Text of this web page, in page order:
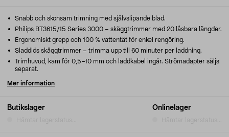
Butikslager Onlinelager
Snabb och skonsam trimning med självslipande blad.
Philips BT3615/15 Series 3000 – skäggtrimmer med 20 låsbara längder.
Ergonomiskt grepp och 100 % vattentät för enkel rengöring.
Sladdlös skäggtrimmer – trimma upp till 60 minuter per laddning.
Trimhuvud, kam för 0,5–10 mm och laddkabel ingår. Strömadapter säljs
separat.
Mer information